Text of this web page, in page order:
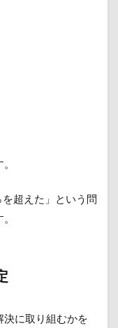
超えた」という問
に取り組むかを